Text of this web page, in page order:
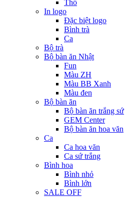
Thố
In logo
Đặc biệt logo
Bình trà
Ca
Bộ trà
Bộ bàn ăn Nhật
Fun
Màu ZH
Màu BB Xanh
Màu đen
Bộ bàn ăn
Bộ bàn ăn trắng sứ
GEM Center
Bộ bàn ăn hoa văn
Ca
Ca hoa văn
Ca sứ trắng
Bình hoa
Bình nhỏ
Bình lớn
SALE OFF